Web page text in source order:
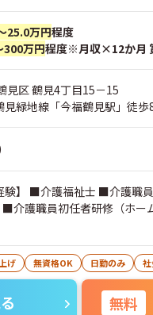
25.0万円程度
300万円程度※月収×12か月
見区 鶴見4丁目15－15
見緑地線「今福鶴見駅」徒歩
験】 ■介護福祉士 ■介護職
■介護職員初任者研修（ホー
げ 無資格OK 日勤のみ
無料